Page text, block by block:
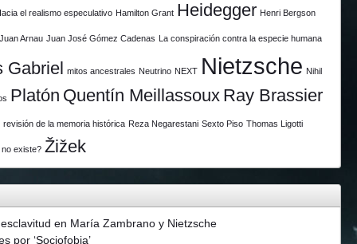
el realismo especulativo Hamilton Grant Heidegger Henri Bergson
Juan Arnau Juan José Gómez Cadenas La conspiración contra la especie humana
Gabriel mitos ancestrales Neutrino NEXT Nietzsche Nihil
Platón Quentín Meillassoux Ray Brassier
revisión de la memoria histórica Reza Negarestani Sexto Piso Thomas Ligotti
existe? Žižek
en María Zambrano y Nietzsche
por ‘Sociofobia’